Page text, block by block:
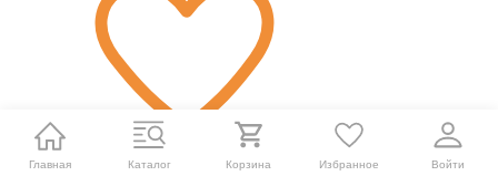
Главная Каталог Корзина Избранное Войти